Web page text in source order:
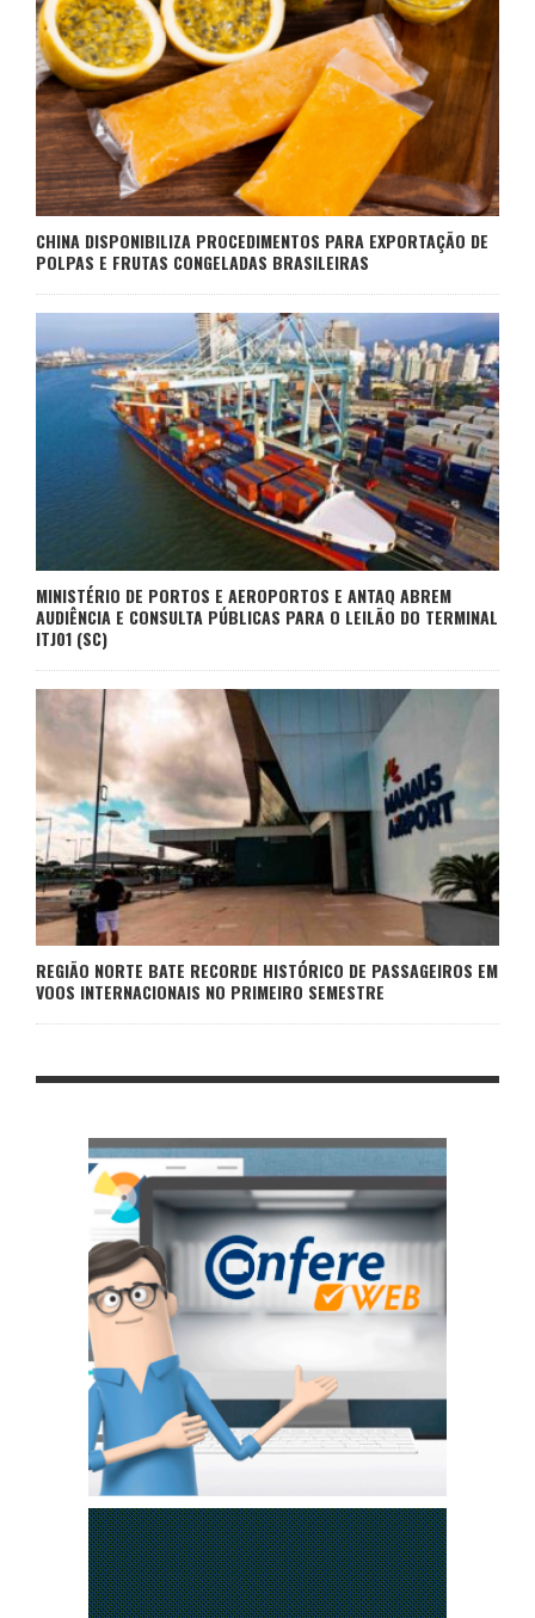
CHINA DISPONIBILIZA PROCEDIMENTOS PARA EXPORTAÇÃO DE
POLPAS E FRUTAS CONGELADAS BRASILEIRAS
MINISTÉRIO DE PORTOS E AEROPORTOS E ANTAQ ABREM
AUDIÊNCIA E CONSULTA PÚBLICAS PARA O LEILÃO DO TERMINAL
ITJ01 (SC)
REGIÃO NORTE BATE RECORDE HISTÓRICO DE PASSAGEIROS EM
VOOS INTERNACIONAIS NO PRIMEIRO SEMESTRE